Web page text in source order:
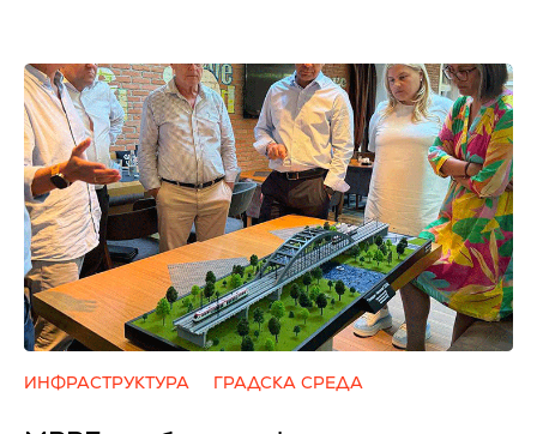
ИНФРАСТРУКТУРА ГРАДСКА СРЕДА